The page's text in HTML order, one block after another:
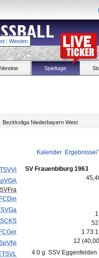
| Westen
Vereine Spieltage
Bezirksliga Niederbayern West
Kalender
TSVVi
SVFra
FCDin
FCGer
SV Frauenbiburg 1963
12
4:0 g. SSV Eggenfelden